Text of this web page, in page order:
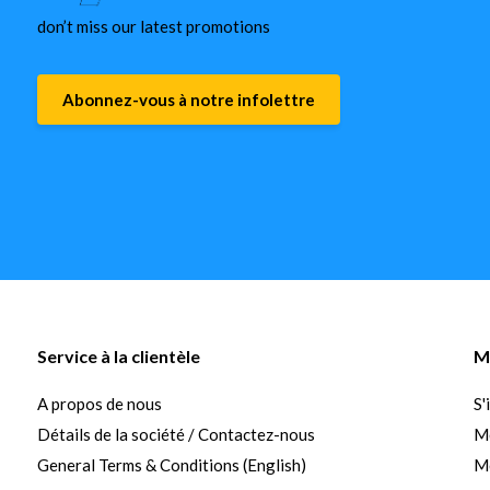
don’t miss our latest promotions
Abonnez-vous à notre infolettre
Service à la clientèle
A propos de nous
Détails de la société / Contactez-nous
General Terms & Conditions (English)